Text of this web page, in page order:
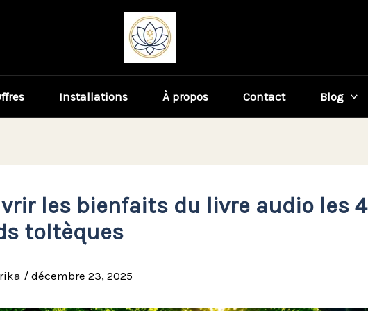
Installations À propos Contact Blog
les bienfaits du livre audio les 4
toltèques
/ décembre 23, 2025